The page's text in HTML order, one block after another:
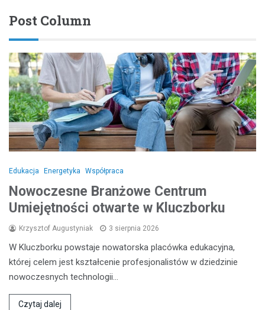
Post Column
Edukacja Energetyka Współpraca
Nowoczesne Branżowe Centrum
Umiejętności otwarte w Kluczborku
Krzysztof Augustyniak 3 sierpnia 2026
W Kluczborku powstaje nowatorska placówka edukacyjna,
której celem jest kształcenie profesjonalistów w dziedzinie
nowoczesnych technologii…
Czytaj dalej